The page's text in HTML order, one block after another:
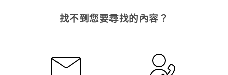
找不到您要尋找的內容？